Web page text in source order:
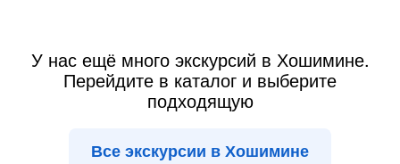
У нас ещё много экскурсий в Хошимине.
Перейдите в каталог и выберите
подходящую
Все экскурсии в Хошимине